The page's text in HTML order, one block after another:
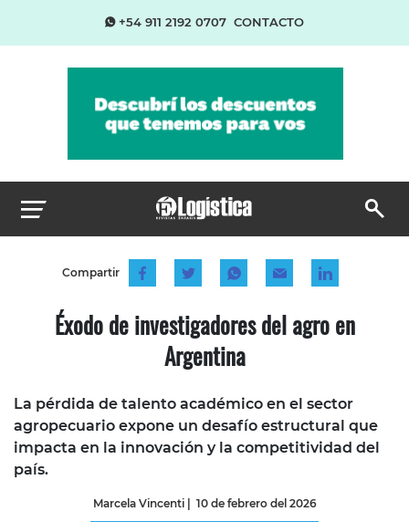
+54 911 2192 0707 CONTACTO
Compartir
Éxodo de investigadores del agro en
Argentina
La pérdida de talento académico en el sector
agropecuario expone un desafío estructural que
impacta en la innovación y la competitividad del
país.
Marcela Vincenti| 10 de febrero del 2026